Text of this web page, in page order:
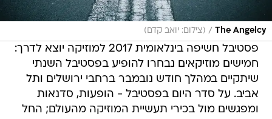
The Angelcy
/ (צילום: יואב קדם)
פסטיבל חשיפה בינלאומית 2017 למוזיקה יוצא לדרך:
חמישים מוזיקאים נבחרו להופיע בפסטיבל השנתי
שיתקיים במהלך חודש נובמבר ברחבי ירושלים ותל
אביב. על סדר היום בפסטיבל - הופעות, סדנאות
ומפגשים מול בכירי תעשיית המוזיקה מהעולם; החל